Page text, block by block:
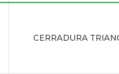
CERRADURA